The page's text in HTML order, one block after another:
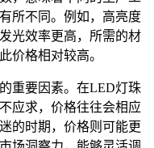
所不同。例如，高亮度
光效率更高，所需的材
价格相对较高。
重要因素。在LED灯珠
应求，价格往往会相应
的时期，价格则可能更